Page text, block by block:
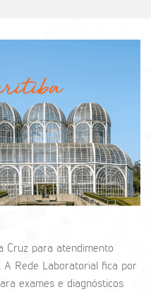
Cruz para atendimento
A Rede Laboratorial fica por
exames e diagnósticos.